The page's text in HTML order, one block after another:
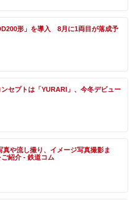
形」を導入 8月に1両目が落成予
セプトは「YURARI」、今冬デビュー
や流し撮り、イメージ写真撮影ま
紹介 - 鉄道コム